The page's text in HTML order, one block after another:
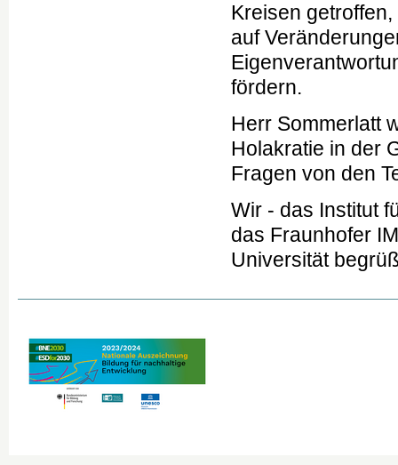
Kreisen
auf
fördern.
Herr Sommerlatt
Holakratie in der
Fragen von den
Wir - das Institut
das Fraunhofer
Universität